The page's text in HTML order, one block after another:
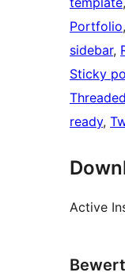
Portfolio,
sidebar,
Sticky
ready,
Active